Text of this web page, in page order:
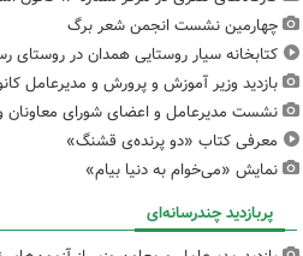
چهارمین نشست انجمن شعر برگ
کتابخانه سیار روستایی همدان در روستای
بازدید وزیر آموزش و پرورش و مدیرعامل
نشست مدیرعامل و اعضای شورای معاونان
معرفی کتاب «دو پرنده‌ی قشنگ»
نمایش «می‌خوام به دنیا بیام»
پربازدید چندرسانه‌ای